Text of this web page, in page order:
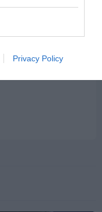
Privacy Policy
Felhasználási feltételekben